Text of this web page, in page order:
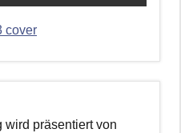
wird präsentiert von